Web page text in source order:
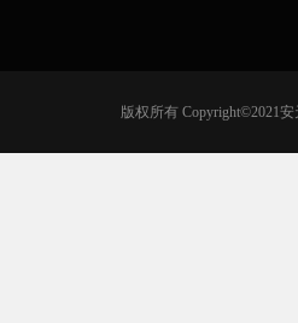
版权所有 Copyright©2021